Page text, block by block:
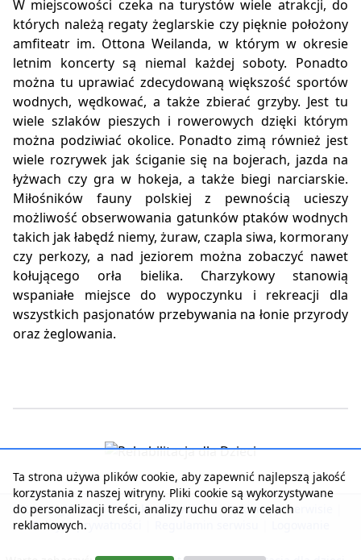
W miejscowości czeka na turystów wiele atrakcji, do
których należą regaty żeglarskie czy pięknie położony
amfiteatr im. Ottona Weilanda, w którym w okresie
letnim koncerty są niemal każdej soboty. Ponadto
można tu uprawiać zdecydowaną większość sportów
wodnych, wędkować, a także zbierać grzyby. Jest tu
wiele szlaków pieszych i rowerowych dzięki którym
można podziwiać okolice. Ponadto zimą również jest
wiele rozrywek jak ściganie się na bojerach, jazda na
łyżwach czy gra w hokeja, a także biegi narciarskie.
Miłośników fauny polskiej z pewnością ucieszy
możliwość obserwowania gatunków ptaków wodnych
takich jak łabędź niemy, żuraw, czapla siwa, kormorany
czy perkozy, a nad jeziorem można zobaczyć nawet
kołującego orła bielika. Charzykowy stanowią
wspaniałe miejsce do wypoczynku i rekreacji dla
wszystkich pasjonatów przebywania na łonie przyrody
oraz żeglowania.
Strona główna | Kontakt z serwisem | Reklama w serwisie
Polityka prywatności
Ta strona używa plików cookie, aby zapewnić najlepszą jakość
korzystania z naszej witryny. Pliki cookie są wykorzystywane
do personalizacji treści, analizy ruchu oraz w celach
reklamowych.